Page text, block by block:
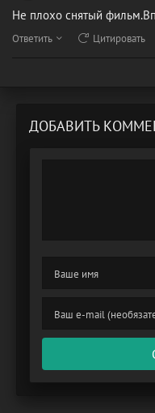
Не плохо снятый
Ответить Цитировать
ДОБАВИТЬ